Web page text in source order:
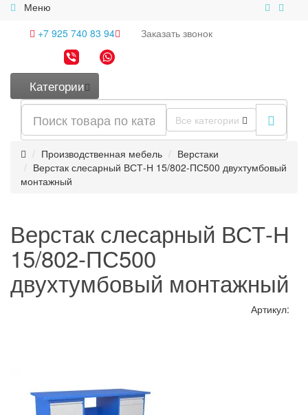
Меню
+7 925 740 83 94
Заказать звонок
Категории
Все категории
Производственная мебель
Верстаки
Верстак слесарный ВСТ-Н 15/802-ПС500 двухтумбовый
монтажный
Верстак слесарный ВСТ-Н
15/802-ПС500
двухтумбовый монтажный
Артикул: